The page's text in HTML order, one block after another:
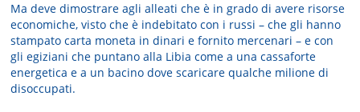
Ma deve dimostrare agli alleati che è in grado di avere risorse
economiche, visto che è indebitato con i russi – che gli hanno
stampato carta moneta in dinari e fornito mercenari – e con
gli egiziani che puntano alla Libia come a una cassaforte
energetica e a un bacino dove scaricare qualche milione di
disoccupati.